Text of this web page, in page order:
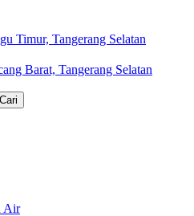
Timur, Tangerang Selatan
Barat, Tangerang Selatan
Air